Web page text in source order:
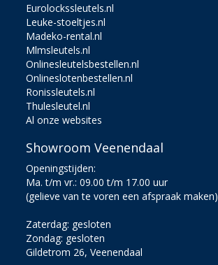
Eurolockssleutels.nl
Leuke-stoeltjes.nl
Madeko-rental.nl
Mlmsleutels.nl
Onlinesleutelsbestellen.nl
Onlineslotenbestellen.nl
Ronissleutels.nl
Thulesleutel.nl
Al onze websites
Showroom Veenendaal
Openingstijden:
Ma. t/m vr.: 09.00 t/m 17.00 uur
(gelieve van te voren een afspraak maken)
Zaterdag: gesloten
Zondag: gesloten
Gildetrom 26, Veenendaal